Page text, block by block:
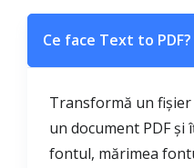
Ce face Text to PDF?
Transformă un
un document PDF și
fontul, mărimea